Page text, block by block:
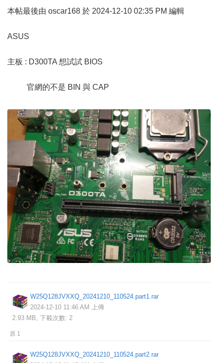
本帖最後由 oscar168 於 2024-12-10 02:35 PM 編輯
ASUS
主板 : D300TA 想試試 BIOS
官網的不是 BIN 與 CAP
W25Q128JVXXQ_20241210_110524.part1.rar
2024-12-10 11:46 AM 上傳
2.93 MB, 下載次數: 2
原 1
W25Q128JVXXQ_20241210_110524.part2.rar